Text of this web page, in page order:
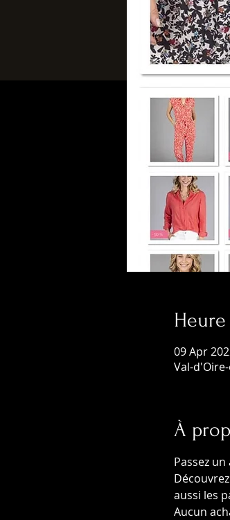
09 Apr
Val-
À
Passez
aussi les
Aucun